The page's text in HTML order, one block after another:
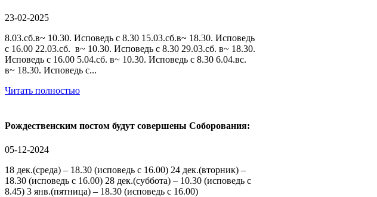
23-02-2025
8.03.сб.в~ 10.30. Исповедь с 8.30 15.03.сб.в~ 18.30. Исповедь
с 16.00 22.03.сб. в~ 10.30. Исповедь с 8.30 29.03.сб. в~ 18.30.
Исповедь с 16.00 5.04.сб. в~ 10.30. Исповедь с 8.30 6.04.вс.
в~ 18.30. Исповедь с...
Читать полностью
Рождественским постом будут совершены Соборования:
05-12-2024
18 дек.(среда) – 18.30 (исповедь с 16.00) 24 дек.(вторник) –
18.30 (исповедь с 16.00) 28 дек.(суббота) – 10.30 (исповедь с
8.45) 3 янв.(пятница) – 18.30 (исповедь с 16.00)